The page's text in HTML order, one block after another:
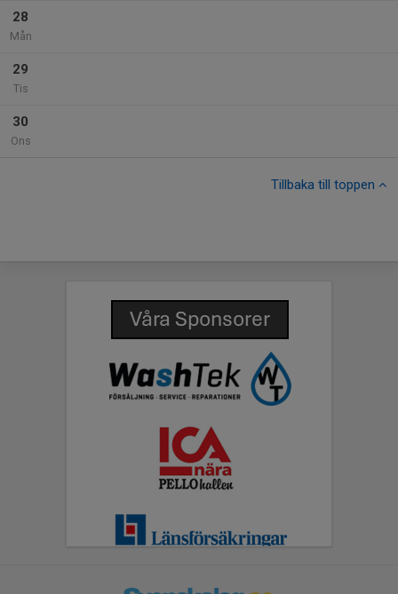
28
Mån
29
Tis
30
Ons
Tillbaka till toppen